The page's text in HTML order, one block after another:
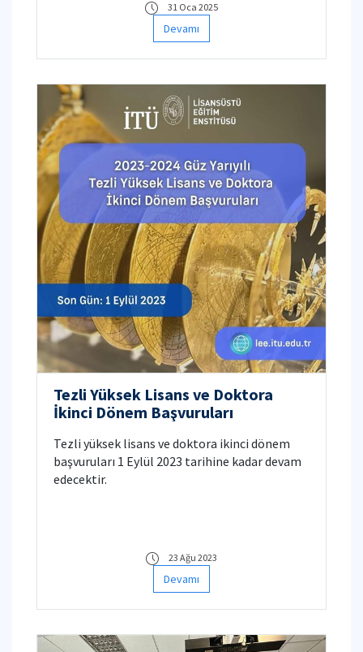
31 Oca 2025
Devamı
Tezli Yüksek Lisans ve Doktora
İkinci Dönem Başvuruları
Tezli yüksek lisans ve doktora ikinci dönem
başvuruları 1 Eylül 2023 tarihine kadar devam
edecektir.
23 Ağu 2023
Devamı